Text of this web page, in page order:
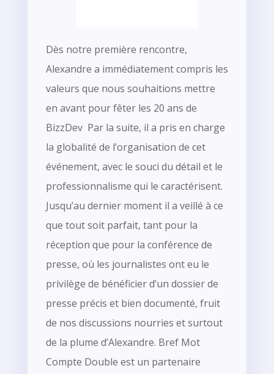
Dès notre première rencontre,
Alexandre a immédiatement compris les
valeurs que nous souhaitions mettre
en avant pour fêter les 20 ans de
BizzDev Par la suite, il a pris en charge
la globalité de l’organisation de cet
événement, avec le souci du détail et le
professionnalisme qui le caractérisent.
Jusqu’au dernier moment il a veillé à ce
que tout soit parfait, tant pour la
réception que pour la conférence de
presse, où les journalistes ont eu le
privilège de bénéficier d’un dossier de
presse précis et bien documenté, fruit
de nos discussions nourries et surtout
de la plume d’Alexandre. Bref Mot
Compte Double est un partenaire